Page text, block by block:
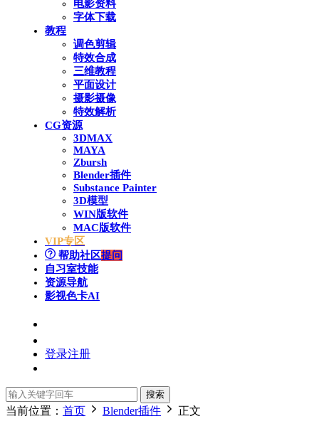
电影资料
字体下载
教程
调色剪辑
特效合成
三维教程
平面设计
摄影摄像
特效解析
CG资源
3DMAX
MAYA
Zbursh
Blender插件
Substance Painter
3D模型
WIN版软件
MAC版软件
VIP专区
帮助社区提问
自习室技能
资源导航
影视色卡AI
登录注册
搜索
当前位置： 首页 Blender插件 正文